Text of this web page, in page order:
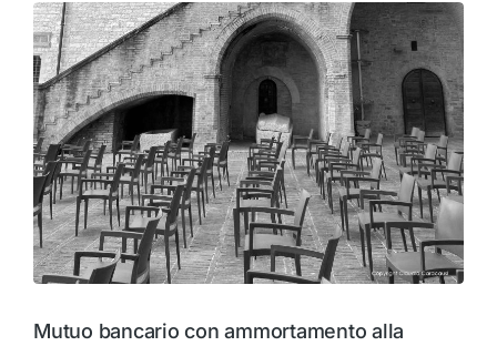
Mutuo bancario con ammortamento alla